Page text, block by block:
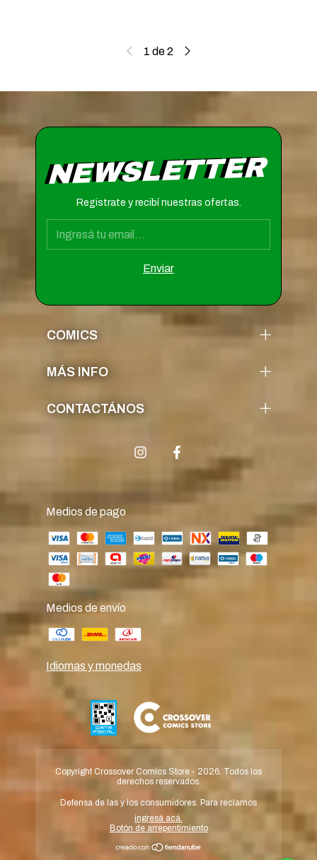
1 de2
NEWSLETTER
Registrate y recibí nuestras ofertas.
COMICS
MÁS INFO
CONTACTÁNOS
Medios de pago
Medios de envío
Idiomas y monedas
Copyright Crossover Comics Store - 2026. Todos los
derechos reservados.
Defensa de las y los consumidores. Para reclamos
ingresá acá.
Botón de arrepentimiento